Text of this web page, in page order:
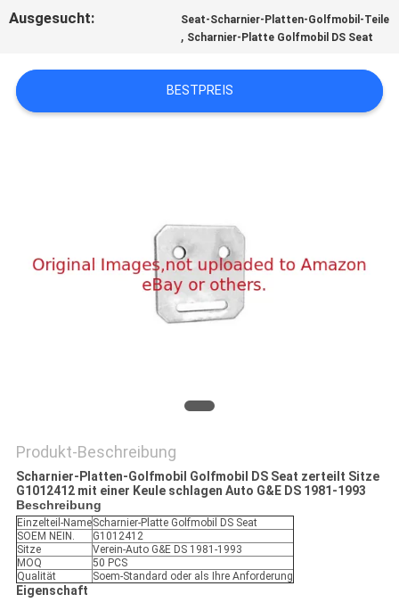
FORDERN
ZITAT
Ausgesucht: Seat-Scharnier-Platten-Golfmobil-Teile
, Scharnier-Platte Golfmobil DS Seat
BESTPREIS
Produkt-Beschreibung
Scharnier-Platten-Golfmobil Golfmobil DS Seat zerteilt Sitze
G1012412 mit einer Keule schlagen Auto G&E DS 1981-1993
Beschreibung
Einzelteil-NameScharnier-Platte Golfmobil DS Seat
SOEM NEIN.
G1012412
Sitze
Verein-Auto G&E DS 1981-1993
MOQ
50 PCS
Qualität
Soem-Standard oder als Ihre Anforderung
Eigenschaft